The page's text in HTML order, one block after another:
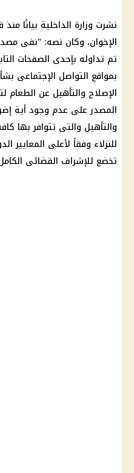
نشرت وزارة الداخلية بيانًا
الإخوان، وكان نصه: "نفى
تم تداوله بإحدى الصفحات
بمواقع التواصل الإجتماعى
الإصلاح والتأهيل عن الطعام
المصدر على عدم وجود أية
والتأهيل والتى تتوافر بها
للنزلاء وفقاً لأعلى المعايير
تخضع للإشراف القضائى